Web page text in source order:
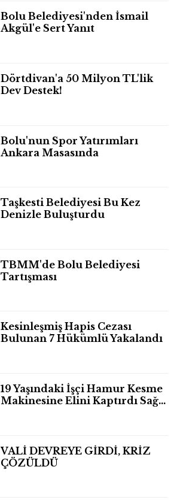
Bolu Belediyesi'nden İsmail
Akgül'e Sert Yanıt
Dörtdivan'a 50 Milyon TL'lik
Dev Destek!
Bolu'nun Spor Yatırımları
Ankara Masasında
Taşkesti Belediyesi Bu Kez
Denizle Buluşturdu
TBMM'de Bolu Belediyesi
Tartışması
Kesinleşmiş Hapis Cezası
Bulunan 7 Hükümlü Yakalandı
19 Yaşındaki İşçi Hamur Kesme
Makinesine Elini Kaptırdı Sağ
VALİ DEVREYE GİRDİ, KRİZ
ÇÖZÜLDÜ